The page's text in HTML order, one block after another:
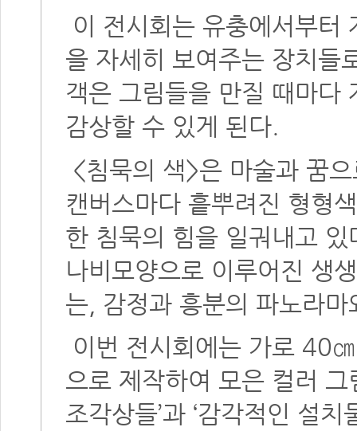
이 전시회는 유충에서부터
을 자세히 보여주는 장치들
객은 그림들을 만질 때마다
감상할 수 있게 된다.
<침묵의 색>은 마술과 꿈
캔버스마다 흩뿌려진 형형
한 침묵의 힘을 일궈내고
나비모양으로 이루어진 생
는, 감정과 흥분의 파노라마
이번 전시회에는 가로 40
으로 제작하여 모은 컬러
조각상들’과 ‘감각적인 설